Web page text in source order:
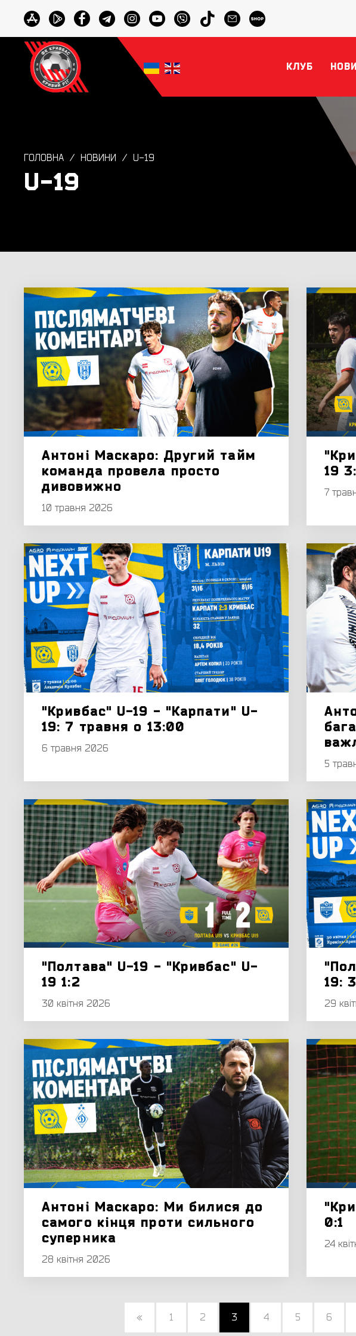
КЛУБ
ГОЛОВНА НОВИНИ U-19
U-19
Антоні Маскаро: Другий тайм
команда провела просто
дивовижно
10 травня 2026
19
7
"Кривбас" U-19 - "Карпати" U-
19: 7 травня о 13:00
6 травня 2026
5
"Полтава" U-19 - "Кривбас" U-
19 1:2
30 квітня 2026
19:
29
Антоні Маскаро: Ми билися до
самого кінця проти сильного
суперника
28 квітня 2026
0:1
24
« 1 2 3 4 5 6